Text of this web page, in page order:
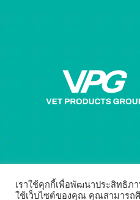
เราใช้คุกกี้เพื่อพัฒนาประสิทธิภ
ใช้เว็บไซต์ของคุณ คุณสามารถ